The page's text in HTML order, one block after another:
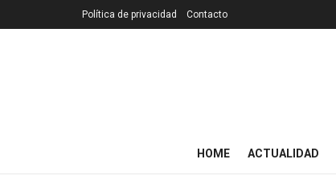
Política de privacidad Contacto
HOME ACTUALIDAD